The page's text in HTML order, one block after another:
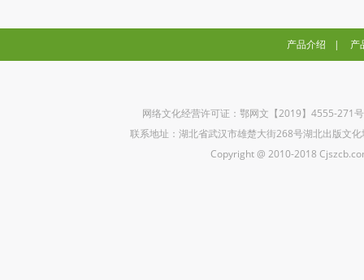
产品介绍 | 产
网络文化经营许可证：鄂网文【2019】4555-271
联系地址：湖北省武汉市雄楚大街268号湖北出版文
Copyright @ 2010-2018